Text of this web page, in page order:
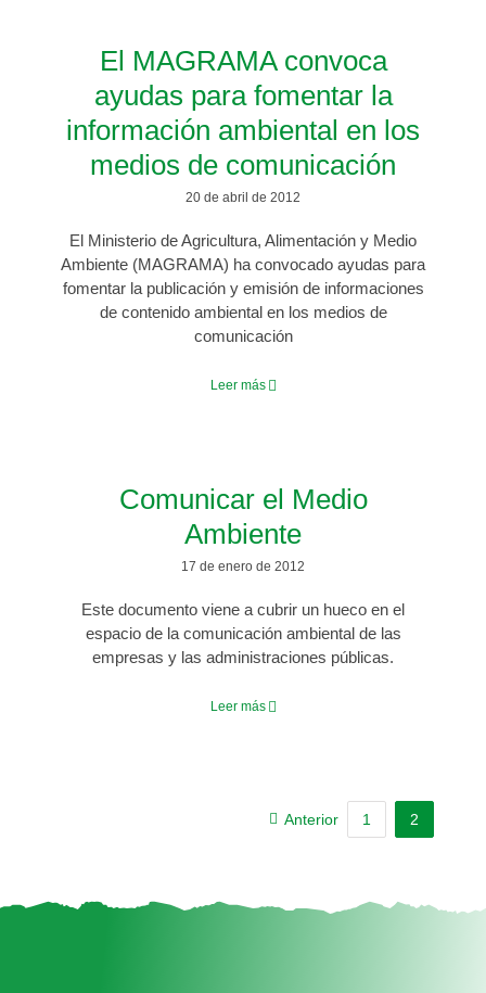
El MAGRAMA convoca
ayudas para fomentar la
información ambiental en los
medios de comunicación
20 de abril de 2012
El Ministerio de Agricultura, Alimentación y Medio
Ambiente (MAGRAMA) ha convocado ayudas para
fomentar la publicación y emisión de informaciones
de contenido ambiental en los medios de
comunicación
Leer más
Comunicar el Medio
Ambiente
17 de enero de 2012
Este documento viene a cubrir un hueco en el
espacio de la comunicación ambiental de las
empresas y las administraciones públicas.
Leer más
Anterior 1 2